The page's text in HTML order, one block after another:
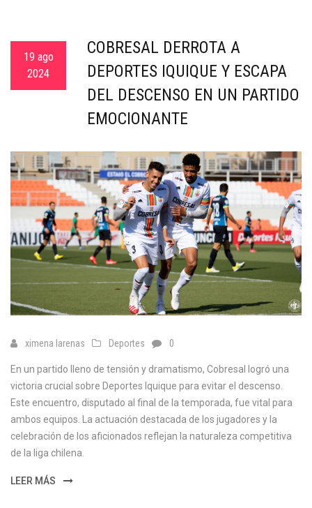
19 ago
2024
COBRESAL DERROTA A
DEPORTES IQUIQUE Y ESCAPA
DEL DESCENSO EN UN PARTIDO
EMOCIONANTE
ximena larenas Deportes 0
En un partido lleno de tensión y dramatismo, Cobresal logró una
victoria crucial sobre Deportes Iquique para evitar el descenso.
Este encuentro, disputado al final de la temporada, fue vital para
ambos equipos. La actuación destacada de los jugadores y la
celebración de los aficionados reflejan la naturaleza competitiva
de la liga chilena.
LEER MÁS